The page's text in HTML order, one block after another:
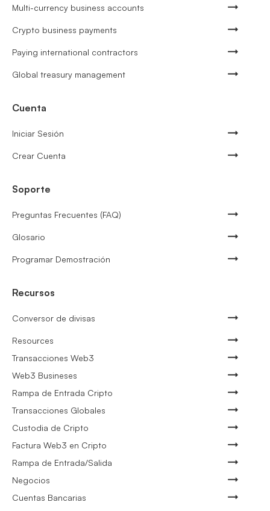
Multi-currency business accounts
Crypto business payments
Paying international contractors
Global treasury management
Cuenta
Iniciar Sesión
Crear Cuenta
Soporte
Preguntas Frecuentes (FAQ)
Glosario
Programar Demostración
Recursos
Conversor de divisas
Resources
Transacciones Web3
Web3 Busineses
Rampa de Entrada Cripto
Transacciones Globales
Custodia de Cripto
Factura Web3 en Cripto
Rampa de Entrada/Salida
Negocios
Cuentas Bancarias